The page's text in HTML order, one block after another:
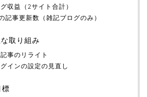
収益（2サイト合計）
記事更新数（雑記ブログのみ）
取り組み
事のリライト
インの設定の見直し
標